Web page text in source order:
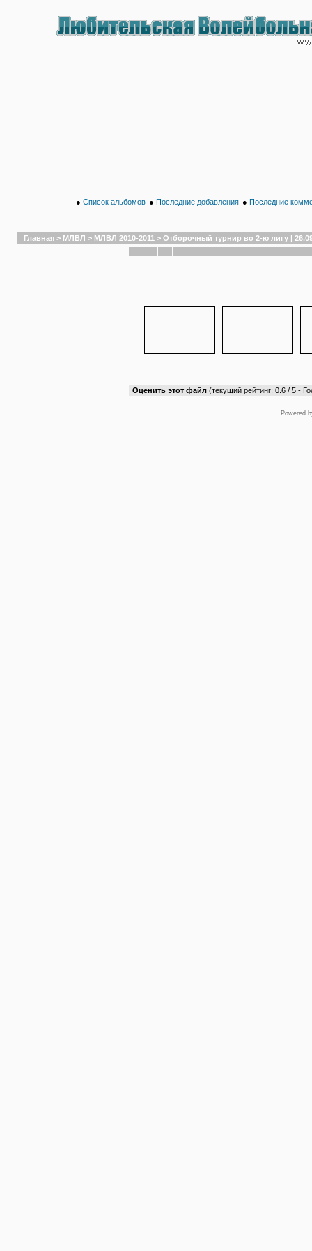
● Список альбомов ● Последние добавления ● Последние
Главная > МЛВЛ > МЛВЛ 2010-2011 > Отборочный турнир во 2-ю лигу |
Оценить этот файл (текущий рейтинг: 0.6 / 5 -
Powered